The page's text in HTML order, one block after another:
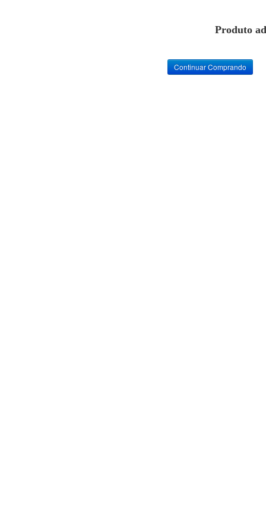
Produto
Continuar Comprando